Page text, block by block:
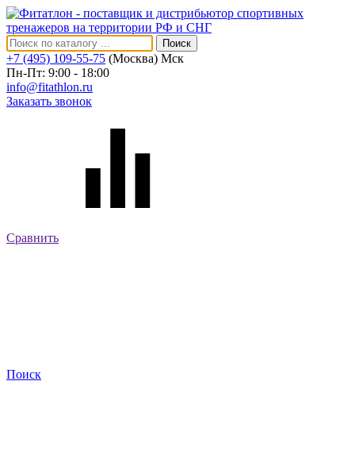
Поиск
+7 (495) 109-55-75 (Москва) Мск
Пн-Пт: 9:00 - 18:00
info@fitathlon.ru
Заказать звонок
Сравнить
Поиск